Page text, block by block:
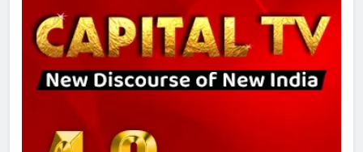
7
चुनाव से पहले लालू परिवार पर बड़ा झटका,
तय किए